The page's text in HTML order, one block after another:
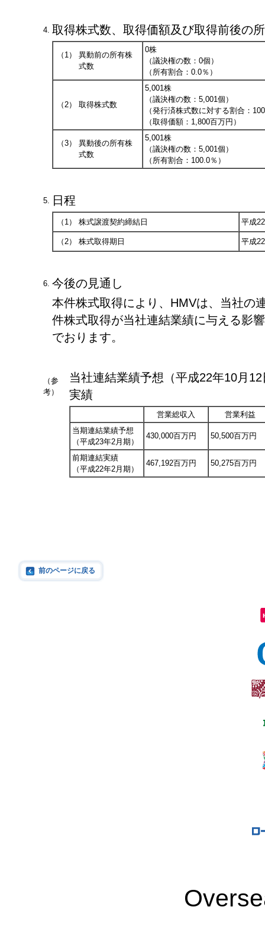
4. 取得株式数、取得価額及び取得前後の
（1）
異動前の所有株
式数
0株
（議決権の数：0個）
（所有割合：0.0％）
（2） 取得株式数
5,001株
（議決権の数：5,001個）
（発行済株式数に対する割合：
（取得価額：1,800百万円）
（3）
異動後の所有株
式数
5,001株
（議決権の数：5,001個）
（所有割合：100.0％）
5. 日程
（1） 株式譲渡契約締結日 平成
（2） 株式取得期日 平成
6. 今後の見通し
本件株式取得により、HMVは、当社の
件株式取得が当社連結業績に与える影
でおります。
（参
考）
当社連結業績予想（平成22年10月
実績
営業総収入
営業利益
当期連結業績予想
（平成23年2月期）
430,000百万円 50,500百万円
前期連結実績
（平成22年2月期）
467,192百万円 50,275百万円
前のページに戻る